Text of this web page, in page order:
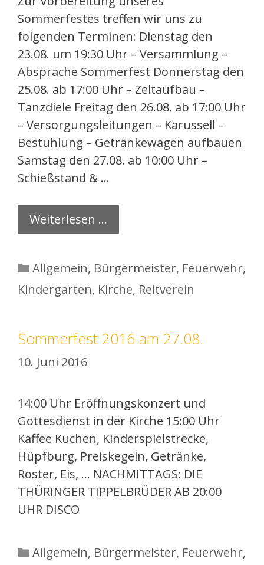
Sommerfestes treffen wir uns zu
folgenden Terminen: Dienstag den
23.08. um 19:30 Uhr – Versammlung –
Absprache Sommerfest Donnerstag den
25.08. ab 17:00 Uhr – Zeltaufbau –
Tanzdiele Freitag den 26.08. ab 17:00 Uhr
– Versorgungsleitungen – Karussell –
Bestuhlung – Getränkewagen aufbauen
Samstag den 27.08. ab 10:00 Uhr –
Schießstand & …
Weiterlesen …
Kategorien
Allgemein, Bürgermeister, Feuerwehr,
Kindergarten, Kirche, Reitverein
Sommerfest 2016 am 27.08.
10. Juni 2016
14:00 Uhr Eröffnungskonzert und
Gottesdienst in der Kirche 15:00 Uhr
Kaffee Kuchen, Kinderspielstrecke,
Hüpfburg, Preiskegeln, Getränke,
Roster, Eis, … NACHMITTAGS: DIE
THÜRINGER TIPPELBRÜDER AB 20:00
UHR DISCO
Kategorien
Allgemein, Bürgermeister, Feuerwehr,